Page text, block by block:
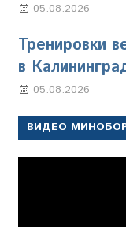
05.08.2026
Тренировки
в
05.08.2026
ВИДЕО